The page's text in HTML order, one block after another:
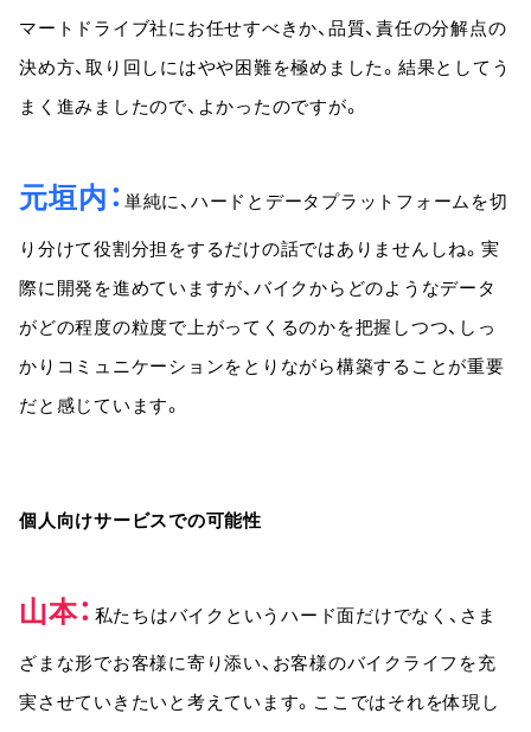
マートドライブ社にお任せすべきか、品質、責任の分解点の
決め方、取り回しにはやや困難を極めました。結果としてう
まく進みましたので、よかったのですが。
元垣内 単純に、ハードとデータプラットフォームを切
り分けて役割分担をするだけの話ではありませんしね。実
際に開発を進めていますが、バイクからどのようなデータ
がどの程度の粒度で上がってくるのかを把握しつつ、しっ
かりコミュニケーションをとりながら構築することが重要
だと感じています。
個人向けサービスでの可能性
山本 私たちはバイクというハード面だけでなく、さま
ざまな形でお客様に寄り添い、お客様のバイクライフを充
実させていきたいと考えています。ここではそれを体現し